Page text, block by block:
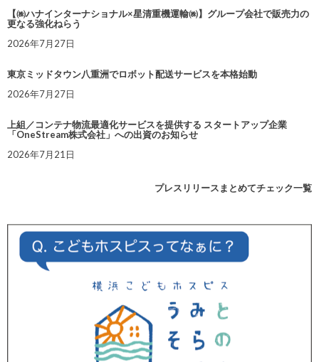
【㈱ハナインターナショナル×星清重機運輸㈱】グループ会社で販売力の
更なる強化ねらう
2026年7月27日
東京ミッドタウン八重洲でロボット配送サービスを本格始動
2026年7月27日
上組／コンテナ物流最適化サービスを提供する スタートアップ企業
「OneStream株式会社」への出資のお知らせ
2026年7月21日
プレスリリースまとめてチェック一覧